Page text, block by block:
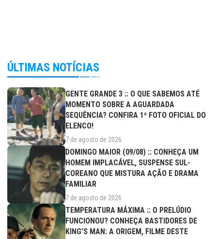
ÚLTIMAS NOTÍCIAS
GENTE GRANDE 3 :: O QUE SABEMOS ATÉ
MOMENTO SOBRE A AGUARDADA
SEQUÊNCIA? CONFIRA 1ª FOTO OFICIAL DO
ELENCO!
7 de agosto de 2026
DOMINGO MAIOR (09/08) :: CONHEÇA UM
HOMEM IMPLACÁVEL, SUSPENSE SUL-
COREANO QUE MISTURA AÇÃO E DRAMA
FAMILIAR
7 de agosto de 2026
TEMPERATURA MÁXIMA :: O PRELÚDIO
FUNCIONOU? CONHEÇA BASTIDORES DE
KING’S MAN: A ORIGEM, FILME DESTE